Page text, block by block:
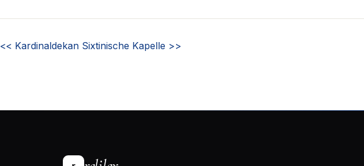
<< Kardinaldekan Sixtinische Kapelle >>